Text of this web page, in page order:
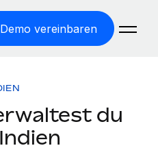
Demo vereinbaren
du